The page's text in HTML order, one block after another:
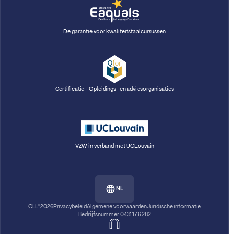
De garantie voor kwaliteitstaalcursussen
Certificatie - Opleidings- en adviesorganisaties
VZW in verband met UCLouvain
NL
CLL®2026PrivacybeleidAlgemene voorwaardenJuridische informatie
Bedrijfsnummer 0431.176.282